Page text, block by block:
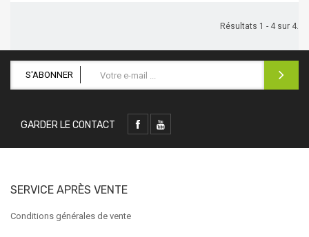
Résultats 1 - 4 sur 4.
S'ABONNER
GARDER LE CONTACT
SERVICE APRÈS VENTE
Conditions générales de vente